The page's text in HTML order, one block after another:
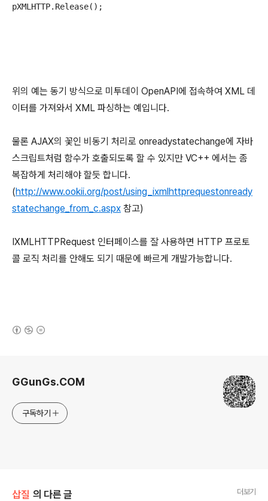
pXMLHTTP.Release();
위의 예는 동기 방식으로 미투데이 OpenAPI에 접속하여 XML 데
이터를 가져와서 XML 파싱하는 예입니다.
물론 AJAX의 꽃인 비동기 처리로 onreadystatechange에 자바
스크립트처럼 함수가 호출되도록 할 수 있지만 VC++ 에서는 좀
복잡하게 처리해야 할듯 합니다.
(http://www.ookii.org/post/using_ixmlhttprequestonready
statechange_from_c.aspx 참고)
IXMLHTTPRequest 인터페이스를 잘 사용하면 HTTP 프로토
콜 로직 처리를 안해도 되기 때문에 빠르게 개발가능합니다.
GGunGs.COM
구독하기
삽질 의 다른 글 더보기